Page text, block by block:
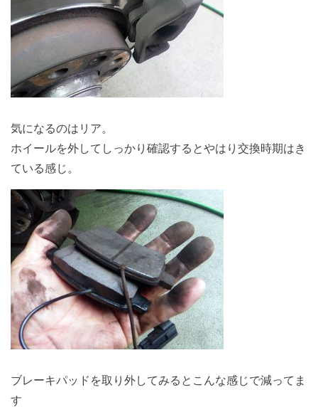
気になるのはリア。
ホイールを外してしっかり確認するとやはり交換時期はき
ている感じ。
ブレーキパッドを取り外してみるとこんな感じで減ってま
す